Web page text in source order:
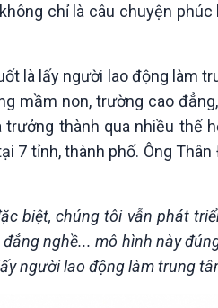
chỉ là câu chuyện
là lấy người lao động làm
mầm non, trường cao
thành qua nhiều thế
7 tỉnh, thành phố. Ông
biệt, chúng tôi vẫn phát
nghề... mô hình này
người lao động làm trung